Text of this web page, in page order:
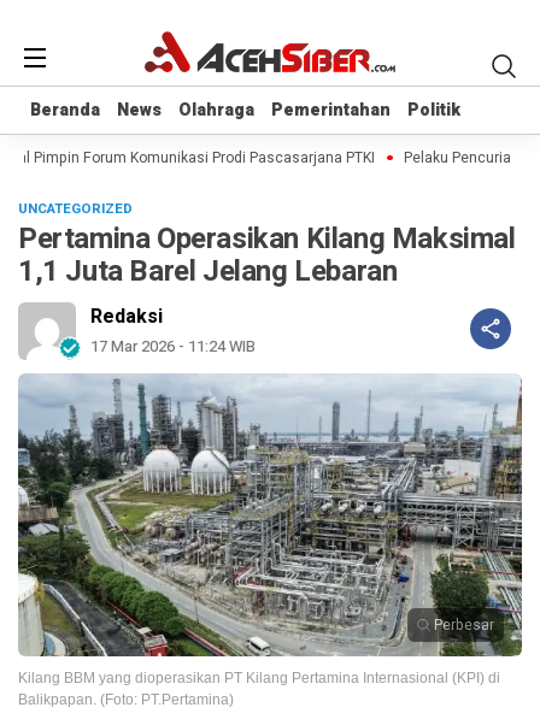
Beranda News Olahraga Pemerintahan Politik
Beranda News Olahraga Pemerintahan Politik
Pimpin Forum Komunikasi Prodi Pascasarjana PTKI Pelaku Pencurian
UNCATEGORIZED
Pertamina Operasikan Kilang Maksimal
1,1 Juta Barel Jelang Lebaran
Redaksi
17 Mar 2026 - 11:24 WIB
Perbesar
Kilang BBM yang dioperasikan PT Kilang Pertamina Internasional (KPI) di
Balikpapan. (Foto: PT.Pertamina)